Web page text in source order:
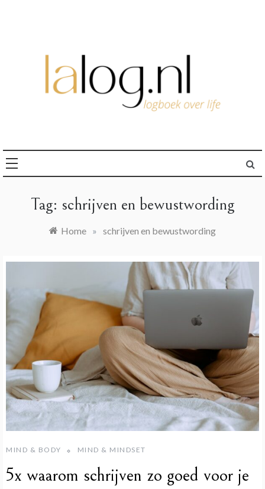
Tag: schrijven en bewustwording
Home » schrijven en bewustwording
MIND & BODY MIND & MINDSET
5x waarom schrijven zo goed voor je